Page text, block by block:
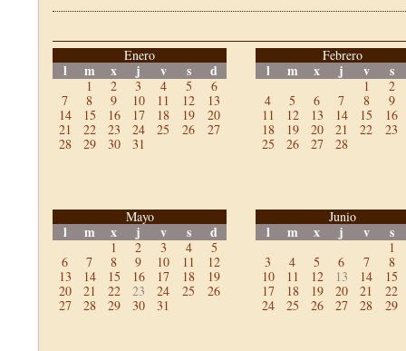
Enero
l m x j v s d
1 2 3 4 5
6
7
8 9 10 11 12
13
14
15 16 17 18 19
20
21
22 23 24 25 26
27
28
29 30 31
Febrero
l m x j v s
1
2
4
5 6 7 8
9
11
12 13 14 15
16
18
19 20 21 22
23
25
26 27 28
Mayo
l m x j v s d
1 2 3 4
5
6
7 8 9 10 11
12
13
14 15 16 17 18
19
20
21 22 23 24 25
26
27
28 29 30 31
Junio
l m x j v s
1
3
4 5 6 7
8
10
11 12 13 14
15
17
18 19 20 21
22
24
25 26 27 28 29